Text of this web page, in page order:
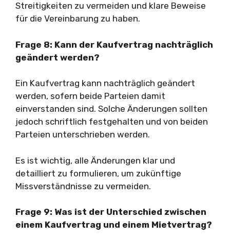
Streitigkeiten zu vermeiden und klare Beweise
für die Vereinbarung zu haben.
Frage 8: Kann der Kaufvertrag nachträglich
geändert werden?
Ein Kaufvertrag kann nachträglich geändert
werden, sofern beide Parteien damit
einverstanden sind. Solche Änderungen sollten
jedoch schriftlich festgehalten und von beiden
Parteien unterschrieben werden.
Es ist wichtig, alle Änderungen klar und
detailliert zu formulieren, um zukünftige
Missverständnisse zu vermeiden.
Frage 9: Was ist der Unterschied zwischen
einem Kaufvertrag und einem Mietvertrag?